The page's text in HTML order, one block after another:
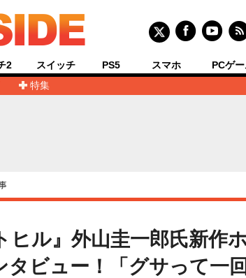
特集
2 スイッチ PS5 スマホ PCゲ
ヒル』外山圭一郎氏新
タビュー！「グサって一